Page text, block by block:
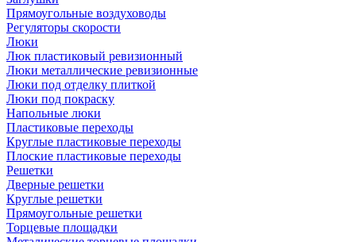
Прямоугольные воздуховоды
Регуляторы скорости
Люки
Люк пластиковый ревизионный
Люки металлические ревизионные
Люки под отделку плиткой
Люки под покраску
Напольные люки
Пластиковые переходы
Круглые пластиковые переходы
Плоские пластиковые переходы
Решетки
Дверные решетки
Круглые решетки
Прямоугольные решетки
Торцевые площадки